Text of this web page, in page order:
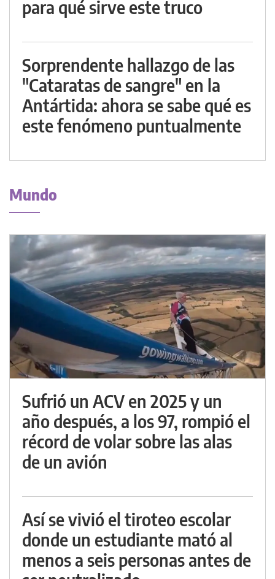
para qué sirve este truco
Sorprendente hallazgo de las
"Cataratas de sangre" en la
Antártida: ahora se sabe qué es
este fenómeno puntualmente
Mundo
Sufrió un ACV en 2025 y un
año después, a los 97, rompió el
récord de volar sobre las alas
de un avión
Así se vivió el tiroteo escolar
donde un estudiante mató al
menos a seis personas antes de